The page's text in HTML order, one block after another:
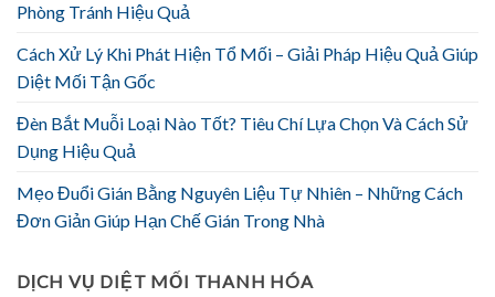
Phòng Tránh Hiệu Quả
Cách Xử Lý Khi Phát Hiện Tổ Mối – Giải Pháp Hiệu Quả Giúp
Diệt Mối Tận Gốc
Đèn Bắt Muỗi Loại Nào Tốt? Tiêu Chí Lựa Chọn Và Cách Sử
Dụng Hiệu Quả
Mẹo Đuổi Gián Bằng Nguyên Liệu Tự Nhiên – Những Cách
Đơn Giản Giúp Hạn Chế Gián Trong Nhà
DỊCH VỤ DIỆT MỐI THANH HÓA